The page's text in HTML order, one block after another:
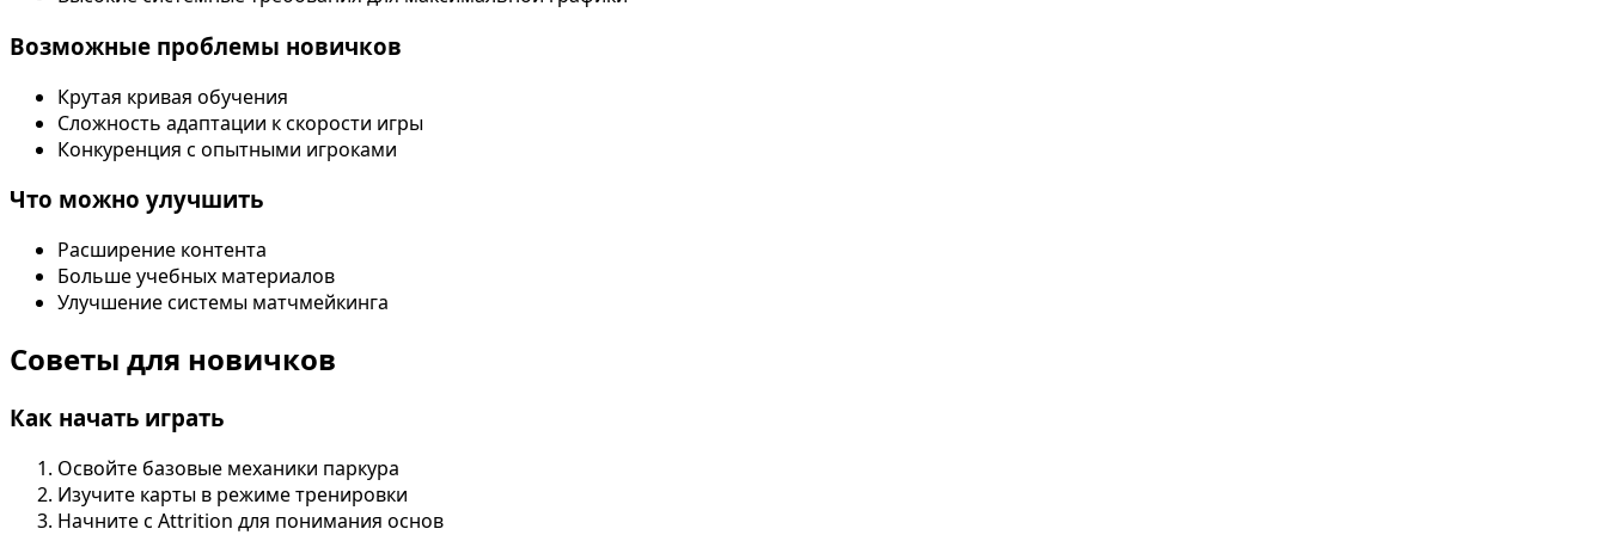
Возможные проблемы новичков
Крутая кривая обучения
Сложность адаптации к скорости игры
Конкуренция с опытными игроками
Что можно улучшить
Расширение контента
Больше учебных материалов
Улучшение системы матчмейкинга
Советы для новичков
Как начать играть
Освойте базовые механики паркура
Изучите карты в режиме тренировки
Начните с Attrition для понимания основ